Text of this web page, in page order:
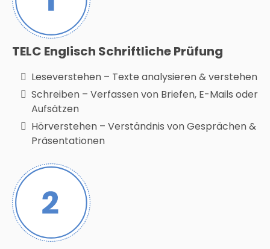
TELC Englisch Schriftliche Prüfung
Leseverstehen – Texte analysieren & verstehen
Schreiben – Verfassen von Briefen, E-Mails oder
Aufsätzen
Hörverstehen – Verständnis von Gesprächen &
Präsentationen